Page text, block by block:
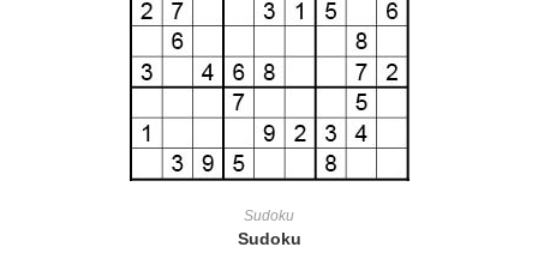
Sudoku
Sudoku